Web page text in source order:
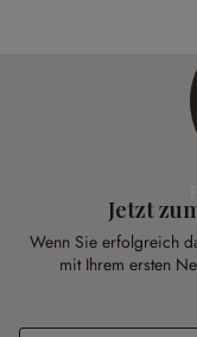
Jetzt
Wenn Sie erfolgreich
mit Ihrem ersten